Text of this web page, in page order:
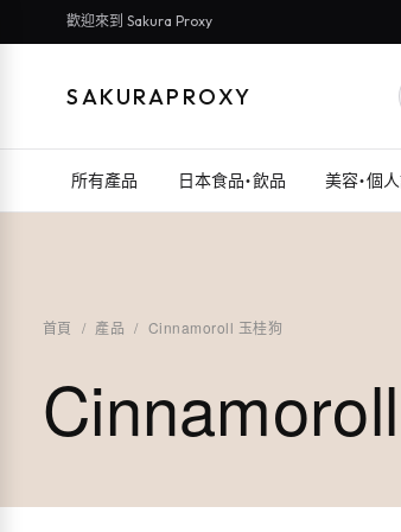
歡迎來到 Sakura Proxy
SAKURAPROXY
所有產品 日本食品・飲品 美容・個
首頁 / 產品 / Cinnamoroll 玉桂狗